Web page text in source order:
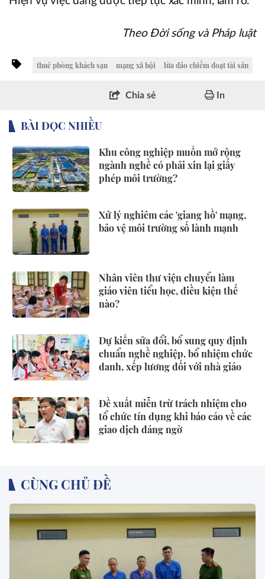
Theo Đời sống và Pháp luật
thuê phòng khách sạn mạng xã hội lừa đảo chiếm đoạt tài sản
Chia sẻ In
BÀI ĐỌC NHIỀU
Khu công nghiệp muốn mở rộng
ngành nghề có phải xin lại giấy
phép môi trường?
Xử lý nghiêm các 'giang hồ' mạng,
bảo vệ môi trường số lành mạnh
Nhân viên thư viện chuyển làm
giáo viên tiểu học, điều kiện thế
nào?
Dự kiến sửa đổi, bổ sung quy định
chuẩn nghề nghiệp, bổ nhiệm chức
danh, xếp lương đối với nhà giáo
Đề xuất miễn trừ trách nhiệm cho
tổ chức tín dụng khi báo cáo về các
giao dịch đáng ngờ
CÙNG CHỦ ĐỀ